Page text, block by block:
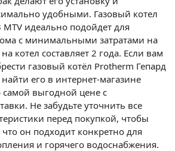
удобными. Газовый котел
MTV идеально подойдет для
с минимальными затратами на
котел составляет 2 года. Если вам
газовый котёл Protherm Гепард
его в интернет-магазине
самой выгодной цене с
Не забудьте уточнить все
перед покупкой, чтобы
он подходит конкретно для
и горячего водоснабжения.